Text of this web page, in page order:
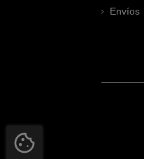
Envíos